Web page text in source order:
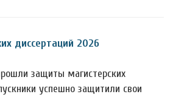
диссертаций 2026
защиты магистерских
успешно защитили свои